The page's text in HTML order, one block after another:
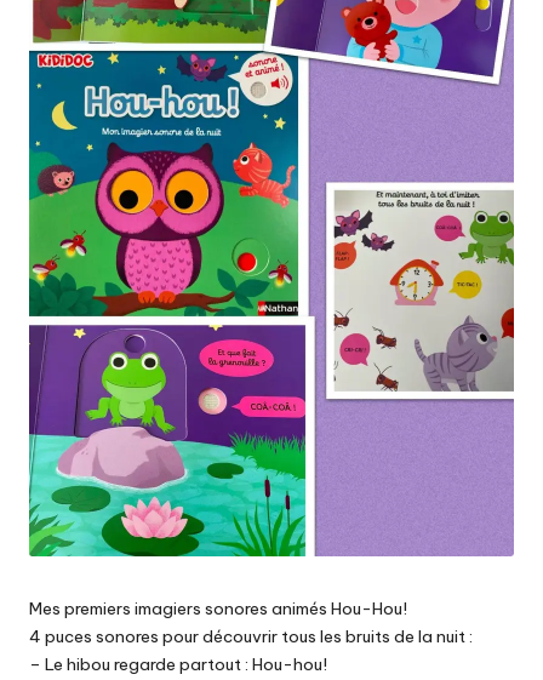
Mes premiers imagiers sonores animés Hou-Hou!
4 puces sonores pour découvrir tous les bruits de la nuit :
– Le hibou regarde partout : Hou-hou!